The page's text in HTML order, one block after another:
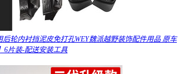
轮内衬挡泥皮免打孔WEY魏派越野装饰配件用品 原车
6片装-配送安装工具